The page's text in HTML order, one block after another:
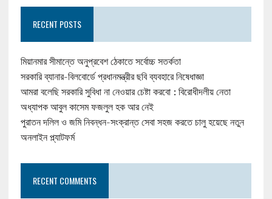
RECENT POSTS
মিয়ানমার সীমান্তে অনুপ্রবেশ ঠেকাতে সর্বোচ্চ সতর্কতা
সরকারি ব্যানার-বিলবোর্ডে প্রধানমন্ত্রীর ছবি ব্যবহারে নিষেধাজ্ঞা
আমরা বলেছি সরকারি সুবিধা না নেওয়ার চেষ্টা করবো : বিরোধীদলীয় নেতা
অধ্যাপক আবুল কাসেম ফজলুল হক আর নেই
পুরাতন দলিল ও জমি নিবন্ধন-সংক্রান্ত সেবা সহজ করতে চালু হয়েছে নতুন
অনলাইন প্ল্যাটফর্ম
RECENT COMMENTS